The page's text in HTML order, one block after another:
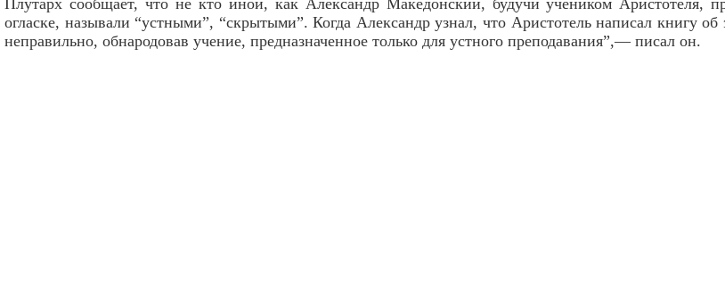
огласке, называли “устными”, “скрытыми”. Когда Александр узнал, что Аристотель написал книгу
неправильно, обнародовав учение, предназначенное только для устного преподавания”,— писал он.